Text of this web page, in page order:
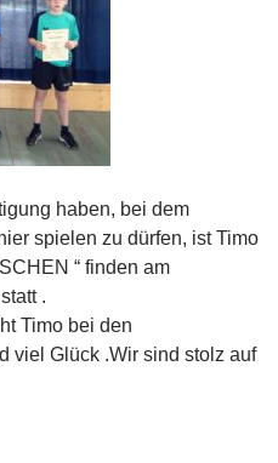
haben, bei dem
spielen zu dürfen, ist Timo
“ finden am
.
Timo bei den
viel Glück .Wir sind stolz auf